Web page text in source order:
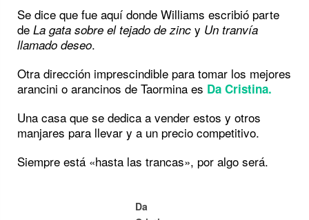
Se dice que fue aquí donde Williams escribió parte
de La gata sobre el tejado de zinc y Un tranvía
llamado deseo.
Otra dirección imprescindible para tomar los mejores
arancini o arancinos de Taormina es Da Cristina.
Una casa que se dedica a vender estos y otros
manjares para llevar y a un precio competitivo.
Siempre está «hasta las trancas», por algo será.
Da